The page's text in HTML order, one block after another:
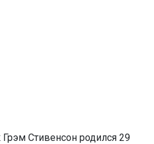
Стивенсон родился 29